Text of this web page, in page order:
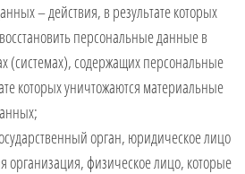
– действия, в результате которых
персональные данные в
(системах), содержащих персональные
которых уничтожаются материальные
орган, юридическое лицо
организация, физическое лицо, которые